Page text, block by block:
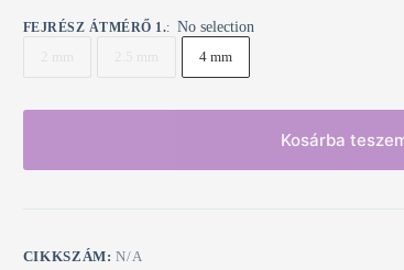
FEJRÉSZ ÁTMÉRŐ 1.: No selection
4 mm
Kosárba
CIKKSZÁM:N/A